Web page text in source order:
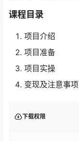
课程目录
项目介绍
项目准备
项目实操
变现及注意事项
下载权限